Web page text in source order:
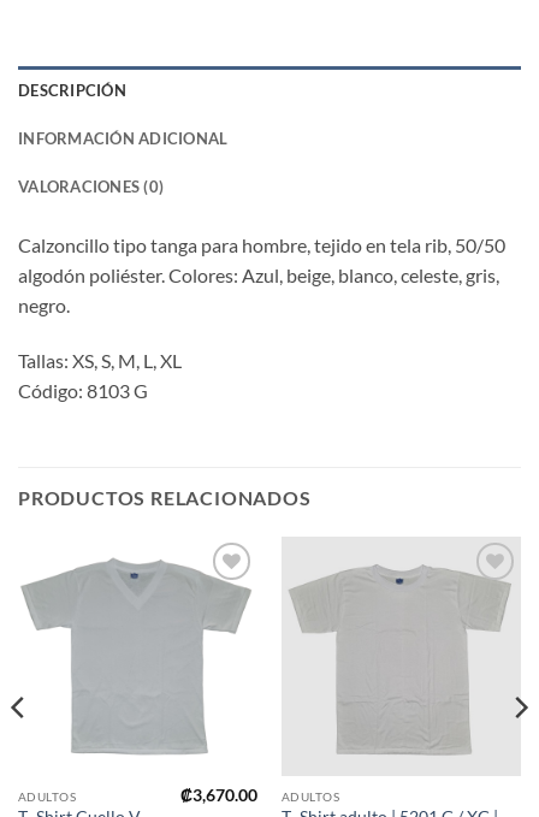
DESCRIPCIÓN
INFORMACIÓN ADICIONAL
VALORACIONES (0)
Calzoncillo tipo tanga para hombre, tejido en tela rib, 50/50
algodón poliéster. Colores: Azul, beige, blanco, celeste, gris,
negro.
Tallas: XS, S, M, L, XL
Código: 8103 G
PRODUCTOS RELACIONADOS
lista de
ADULTOS ₡3,670.00
Añadir
lista de
ADULTOS